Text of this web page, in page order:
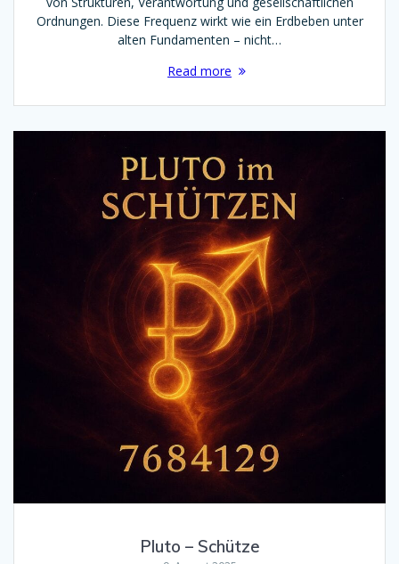
Ordnungen. Diese Frequenz wirkt wie ein Erdbeben unter
alten Fundamenten – nicht…
Read more
Pluto – Schütze